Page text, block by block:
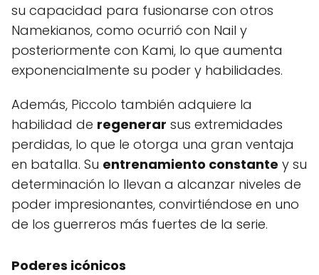
su capacidad para fusionarse con otros
Namekianos, como ocurrió con Nail y
posteriormente con Kami, lo que aumenta
exponencialmente su poder y habilidades.
Además, Piccolo también adquiere la
habilidad de regenerar sus extremidades
perdidas, lo que le otorga una gran ventaja
en batalla. Su entrenamiento constante y su
determinación lo llevan a alcanzar niveles de
poder impresionantes, convirtiéndose en uno
de los guerreros más fuertes de la serie.
Poderes icónicos